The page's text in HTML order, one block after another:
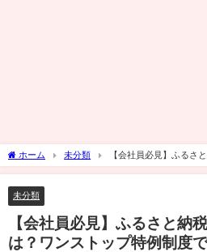
ホーム 未分類
【会社員必見】ふるさ
トップ特例制度でのシミュレーションのやり方を
未分類
【会社員必見】ふるさと納
は？ワンストップ特例制度